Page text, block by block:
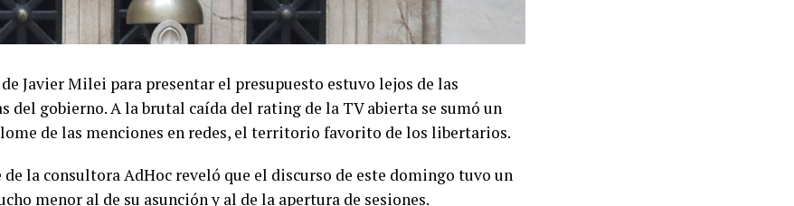
Javier Milei para presentar el presupuesto estuvo lejos de las
del gobierno. A la brutal caída del rating de la TV abierta se sumó un
de las menciones en redes, el territorio favorito de los libertarios.
la consultora AdHoc reveló que el discurso de este domingo tuvo un
menor al de su asunción y al de la apertura de sesiones.